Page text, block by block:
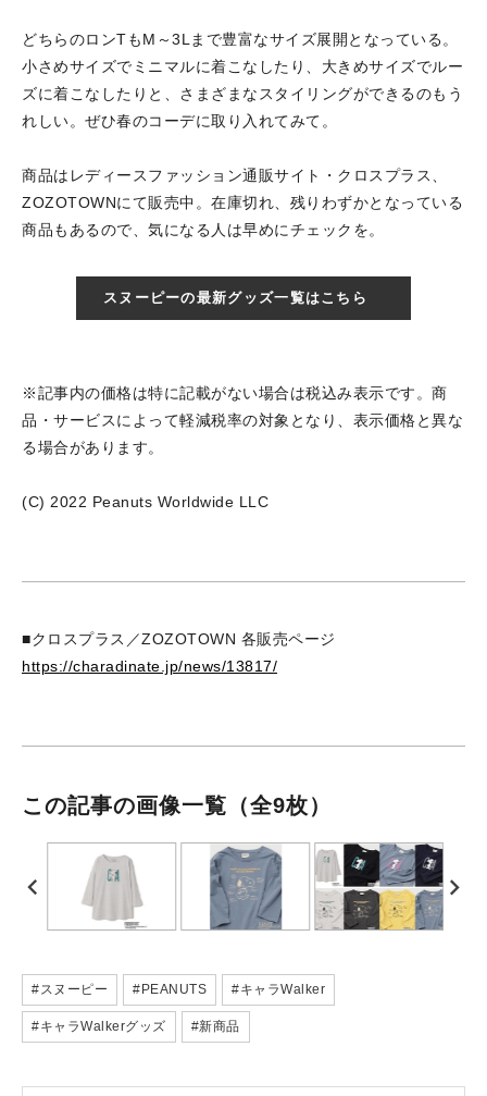
どちらのロンTもM～3Lまで豊富なサイズ展開となっている。
小さめサイズでミニマルに着こなしたり、大きめサイズでルー
ズに着こなしたりと、さまざまなスタイリングができるのもう
れしい。ぜひ春のコーデに取り入れてみて。
商品はレディースファッション通販サイト・クロスプラス、
ZOZOTOWNにて販売中。在庫切れ、残りわずかとなっている
商品もあるので、気になる人は早めにチェックを。
スヌーピーの最新グッズ一覧はこちら
※記事内の価格は特に記載がない場合は税込み表示です。商
品・サービスによって軽減税率の対象となり、表示価格と異な
る場合があります。
(C) 2022 Peanuts Worldwide LLC
■クロスプラス／ZOZOTOWN 各販売ページ
https://charadinate.jp/news/13817/
この記事の画像一覧 （全9枚）
#スヌーピー #PEANUTS #キャラWalker
#キャラWalkerグッズ #新商品